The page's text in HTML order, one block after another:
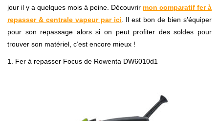
jour il y a quelques mois à peine. Découvrir mon comparatif fer à
repasser & centrale vapeur par ici. Il est bon de bien s’équiper
pour son repassage alors si on peut profiter des soldes pour
trouver son matériel, c’est encore mieux !
1. Fer à repasser Focus de Rowenta DW6010d1